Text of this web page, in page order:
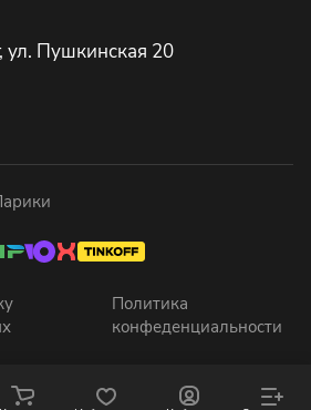
ул. Пушкинская 20
Политика
конфеденциальности